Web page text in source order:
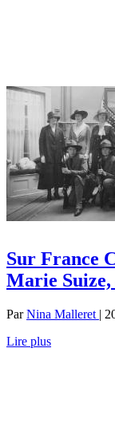
Sur France
Marie
ParNina Malleret |
Lire plus